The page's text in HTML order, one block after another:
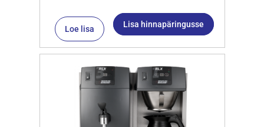
Loe lisa Lisa hinnapäringusse